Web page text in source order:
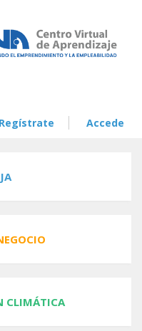
Regístrate Accede
CLIMÁTICA